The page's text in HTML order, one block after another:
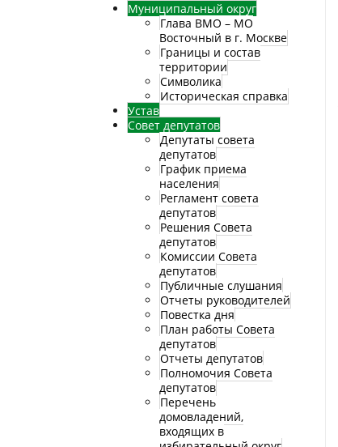
Муниципальный округ
Глава ВМО – МО
Восточный в г. Москве
Границы и состав
территории
Символика
Историческая справка
Устав
Совет депутатов
Депутаты совета
депутатов
График приема
населения
Регламент совета
депутатов
Решения Совета
депутатов
Комиссии Совета
депутатов
Публичные слушания
Отчеты руководителей
Повестка дня
План работы Совета
депутатов
Отчеты депутатов
Полномочия Совета
депутатов
Перечень
домовладений,
входящих в